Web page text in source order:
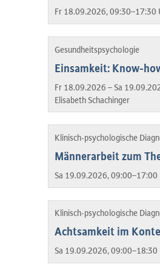
Fr 18.09.2026, 09:30–17:30
Gesundheitspsychologie
Einsamkeit: Know-
Fr 18.09.2026 – Sa
Elisabeth Schachinger
Klinisch-psychologische
Männerarbeit zum
Sa 19.09.2026,
Klinisch-psychologische
Achtsamkeit im
Sa 19.09.2026,